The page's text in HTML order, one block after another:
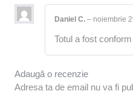
Daniel C. – noiembrie
Totul a fost
Adaugă o recenzie
Adresa ta de email nu va fi